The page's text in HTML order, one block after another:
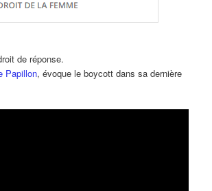
de réponse.
Papillon, évoque le boycott dans sa dernière